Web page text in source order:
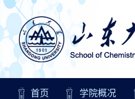
首页 学院概况